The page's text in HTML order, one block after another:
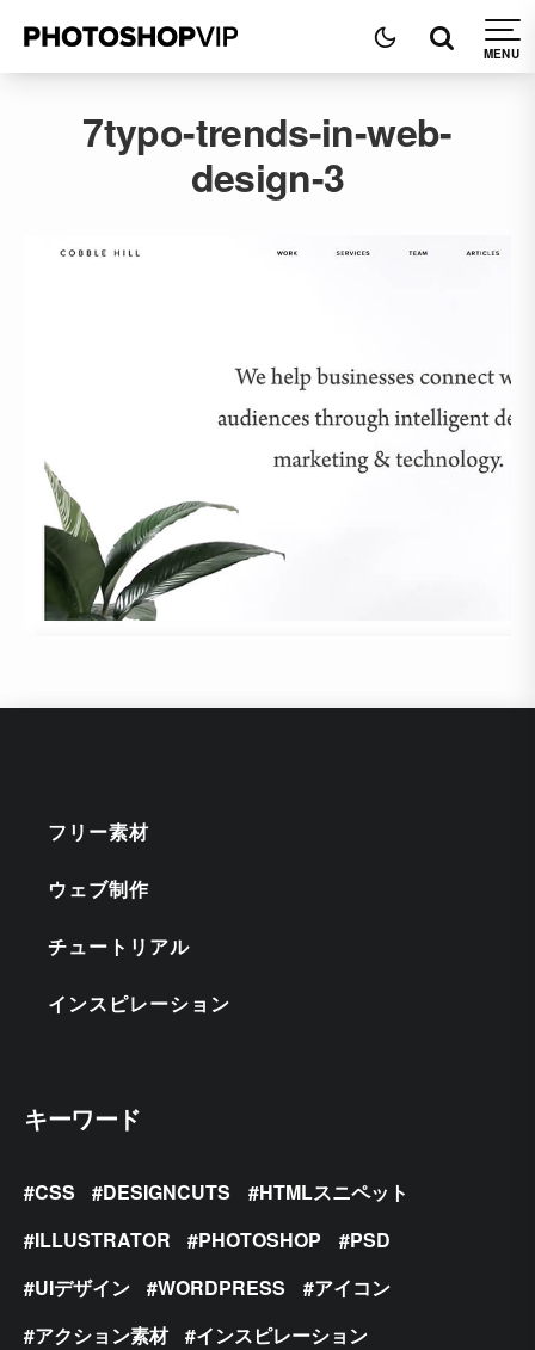
7typo-trends-in-web-
design-3
フリー素材
ウェブ制作
チュートリアル
インスピレーション
キーワード
CSS DESIGNCUTS
HTMLスニペット
ILLUSTRATOR
PHOTOSHOP
PSD
UIデザイン
WORDPRESS
アイコン
アクション素材
インスピレーション